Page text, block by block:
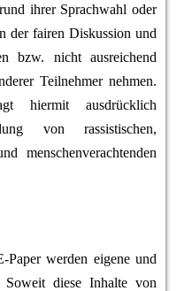
ihrer Sprachwahl oder
der fairen Diskussion und
bzw. nicht ausreichend
Teilnehmer nehmen.
hiermit ausdrücklich
von rassistischen,
menschenverachtenden
werden eigene und
Soweit diese Inhalte von